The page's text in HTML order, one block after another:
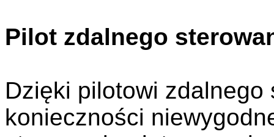
Pilot zdalnego
Dzięki pilotowi
konieczności